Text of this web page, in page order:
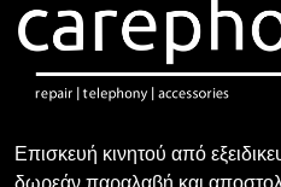
Επισκευή κινητού από